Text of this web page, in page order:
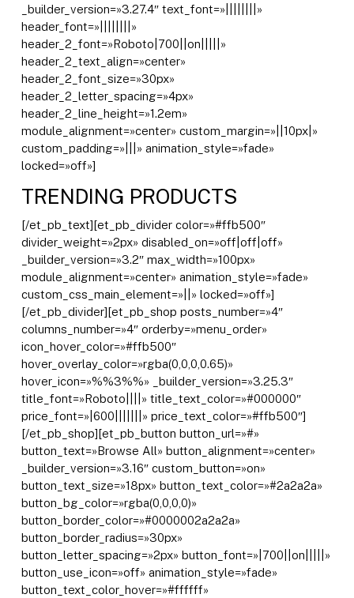
_builder_version=»3.27.4″ text_font=»||||||||»
header_font=»||||||||»
header_2_font=»Roboto|700||on|||||»
header_2_text_align=»center»
header_2_font_size=»30px»
header_2_letter_spacing=»4px»
header_2_line_height=»1.2em»
module_alignment=»center» custom_margin=»||10px|»
custom_padding=»|||» animation_style=»fade»
locked=»off»]
TRENDING PRODUCTS
[/et_pb_text][et_pb_divider color=»#ffb500″
divider_weight=»2px» disabled_on=»off|off|off»
_builder_version=»3.2″ max_width=»100px»
module_alignment=»center» animation_style=»fade»
custom_css_main_element=»||» locked=»off»]
[/et_pb_divider][et_pb_shop posts_number=»4″
columns_number=»4″ orderby=»menu_order»
icon_hover_color=»#ffb500″
hover_overlay_color=»rgba(0,0,0,0.65)»
hover_icon=»%%3%%» _builder_version=»3.25.3″
title_font=»Roboto||||» title_text_color=»#000000″
price_font=»|600|||||||» price_text_color=»#ffb500″]
[/et_pb_shop][et_pb_button button_url=»#»
button_text=»Browse All» button_alignment=»center»
_builder_version=»3.16″ custom_button=»on»
button_text_size=»18px» button_text_color=»#2a2a2a»
button_bg_color=»rgba(0,0,0,0)»
button_border_color=»#0000002a2a2a»
button_border_radius=»30px»
button_letter_spacing=»2px» button_font=»|700||on|||||»
button_use_icon=»off» animation_style=»fade»
button_text_color_hover=»#ffffff»